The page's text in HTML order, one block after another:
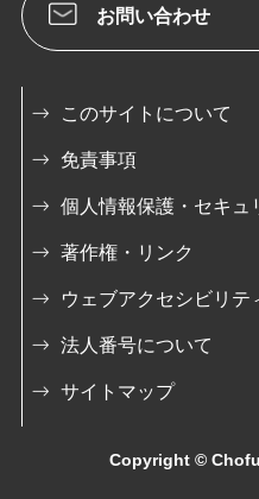
お問い合わせ
このサイトについて
免責事項
個人情報保護・セキュ
著作権・リンク
ウェブアクセシビリテ
法人番号について
サイトマップ
Copyright ©